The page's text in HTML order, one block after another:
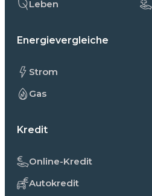
Leben
Energievergleiche
Strom
Gas
Kredit
Online-Kredit
Autokredit